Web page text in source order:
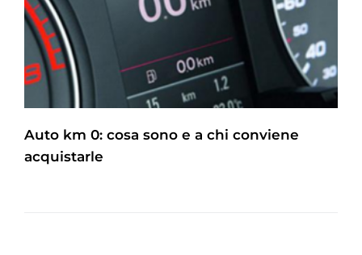
Auto km 0: cosa sono e a chi conviene
acquistarle